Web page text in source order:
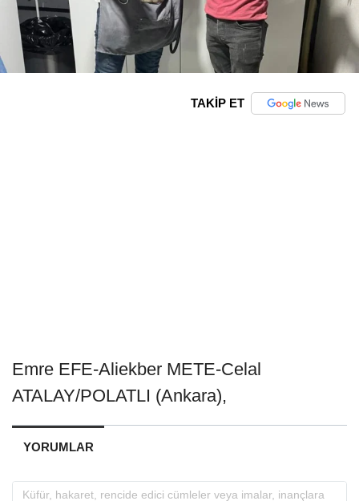
TAKİP ET
Emre EFE-Aliekber METE-Celal
ATALAY/POLATLI (Ankara),
YORUMLAR